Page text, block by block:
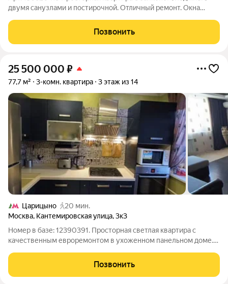
двумя санузлами и постирочной. Отличный ремонт. Окна
в зелёный двор. В стоимость входят мебель и техника. В
подъезде имеется консьерж.
Позвонить
25 500 000 ₽
77,7 м² 3-комн. квартира 3 этаж из 14
Царицыно
20 мин.
Москва, Кантемировская улица,3к3
Номер в базе: 12390391. Просторная светлая квартира с
качественным евроремонтом в ухоженном панельном доме.
В интерьере использованы современные решения: в кухне и
большой комнате уложен
Позвонить